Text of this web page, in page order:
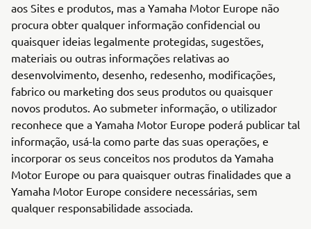
aos Sites e produtos, mas a Yamaha Motor Europe não
procura obter qualquer informação confidencial ou
quaisquer ideias legalmente protegidas, sugestões,
materiais ou outras informações relativas ao
desenvolvimento, desenho, redesenho, modificações,
fabrico ou marketing dos seus produtos ou quaisquer
novos produtos. Ao submeter informação, o utilizador
reconhece que a Yamaha Motor Europe poderá publicar tal
informação, usá-la como parte das suas operações, e
incorporar os seus conceitos nos produtos da Yamaha
Motor Europe ou para quaisquer outras finalidades que a
Yamaha Motor Europe considere necessárias, sem
qualquer responsabilidade associada.